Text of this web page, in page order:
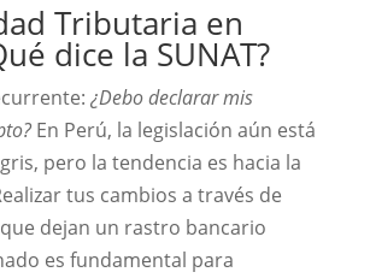
Tributaria en
dice la SUNAT?
¿Debo declarar mis
En Perú, la legislación aún está
pero la tendencia es hacia la
tus cambios a través de
dejan un rastro bancario
es fundamental para